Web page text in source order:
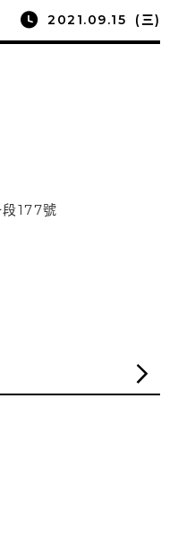
2021.09.15 (三)
177號